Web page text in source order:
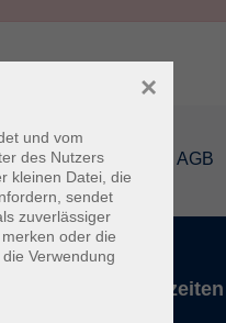
Impressum AGB
Servicezeiten
und vom
des Nutzers
kleinen Datei, die
sendet
zuverlässiger
oder die
Verwendung
×